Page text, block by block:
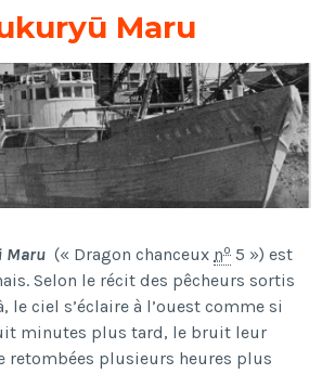
Maru
Maru (« Dragon chanceux no 5 ») est
Selon le récit des pêcheurs sortis
le ciel s’éclaire à l’ouest comme si
minutes plus tard, le bruit leur
retombées plusieurs heures plus